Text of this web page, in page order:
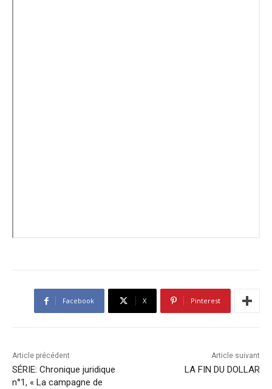
Facebook X Pinterest
Article précédent
SÉRIE: Chronique juridique
n°1, « La campagne de
Article suivant
LA FIN DU DOLLAR